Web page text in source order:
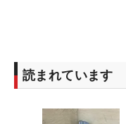
読まれています